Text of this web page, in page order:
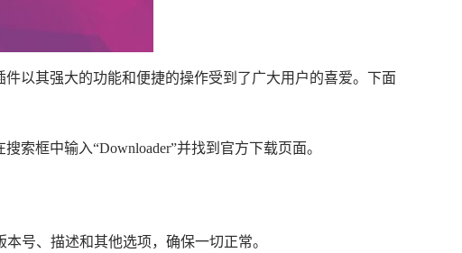
以其强大的功能和便捷的操作受到了广大用户的喜爱。下面
索框中输入“Downloader”并找到官方下载页面。
号、描述和其他选项，确保一切正常。